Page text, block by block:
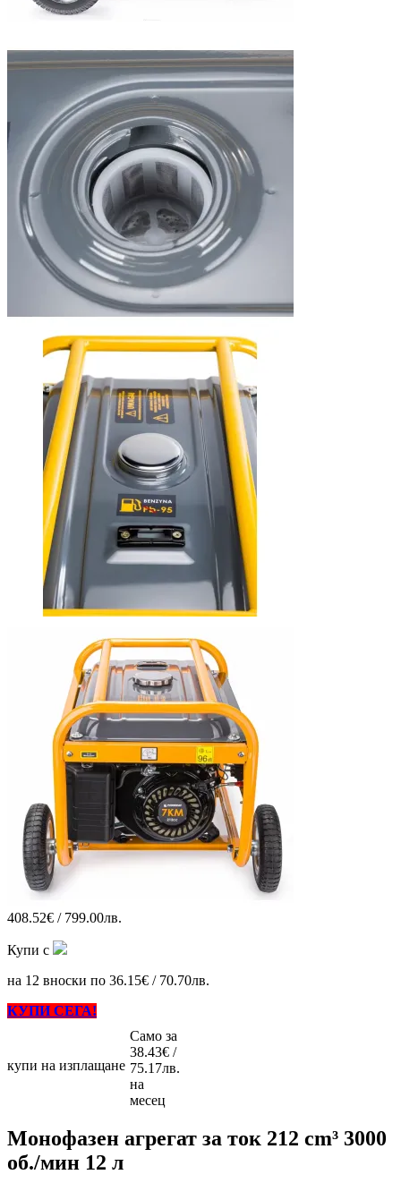
408.52€ / 799.00лв.
Купи с
на 12 вноски по 36.15€ / 70.70лв.
КУПИ СЕГА!
купи на изплащане
Само за
38.43€ /
75.17лв.
на
месец
Монофазен агрегат за ток 212 cm³ 3000
об./мин 12 л